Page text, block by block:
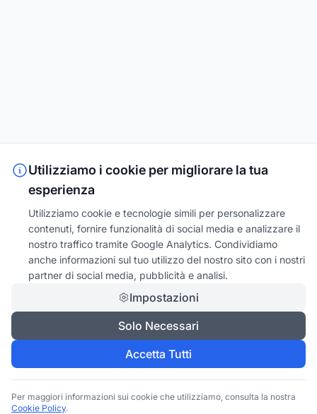
Utilizziamo i cookie per migliorare la tua
esperienza
Utilizziamo cookie e tecnologie simili per personalizzare
contenuti, fornire funzionalità di social media e analizzare il
nostro traffico tramite Google Analytics. Condividiamo
anche informazioni sul tuo utilizzo del nostro sito con i nostri
partner di social media, pubblicità e analisi.
Impostazioni
Solo Necessari
Accetta Tutti
Per maggiori informazioni sui cookie che utilizziamo, consulta la nostra
Cookie Policy.